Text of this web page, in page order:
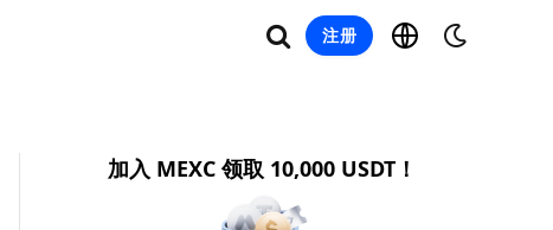
注册
加入 MEXC 领取 10,000 USDT！